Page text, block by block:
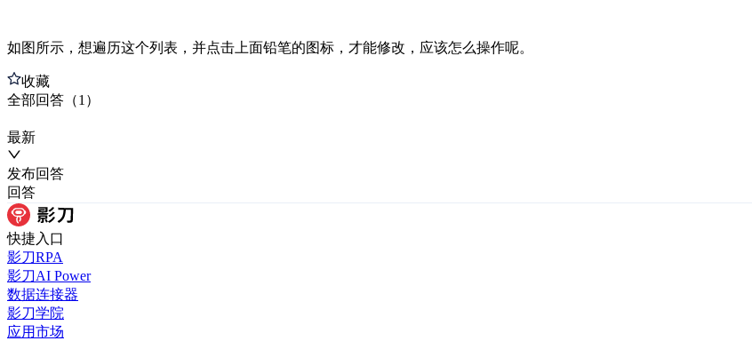
如图所示，想遍历这个列表，并点击上面铅笔的图标，才能修改，应该怎么操作呢。
收藏
全部回答 （1 ）
最新
发布回答
回答
快捷入口
影刀RPA
影刀AI Power
数据连接器
影刀学院
应用市场